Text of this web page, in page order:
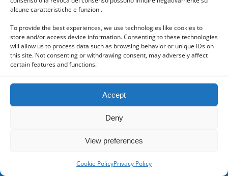
alcune caratteristiche e funzioni.
To provide the best experiences, we use technologies like cookies to
store and/or access device information. Consenting to these technologies
will allow us to process data such as browsing behavior or unique IDs on
this site. Not consenting or withdrawing consent, may adversely affect
certain features and functions.
Accept
Deny
View preferences
Cookie PolicyPrivacy Policy